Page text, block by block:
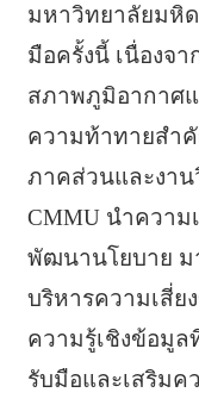
มหาวิทยาลัยมหิด
มือครั้งนี้ เนื่องจา
สภาพภูมิอากาศ
ความท้าทายสำ
ภาคส่วนและงาน
CMMU นำควา
พัฒนานโยบาย ม
บริหารความเสี่ย
ความรู้เชิงข้อมู
รับมือและเสริม